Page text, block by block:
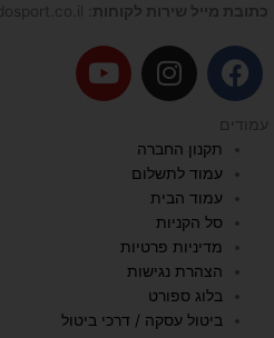
כתובת מייל שירות לקוחות
F
a
c
e
b
o
o
k
I
n
t
a
g
r
a
m
Y
o
עמודים
תקנון החברה
עמוד לתשלום
עמוד הבית
סל הקניות
מדיניות פרטיות
הצהרת נגישות
בלוג ספורט
ביטול עסקה / דרכי ביטול